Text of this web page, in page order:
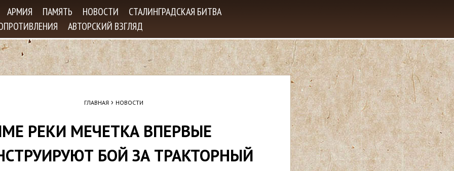
Jump to navigation
АРМИЯ ПАМЯТЬ НОВОСТИ
СТАЛИНГРАДСКАЯ БИТВА
АВТОРСКИЙ ВЗГЛЯД
ГЛАВНАЯ › НОВОСТИ
РЕКИ МЕЧЕТКА ВПЕРВЫЕ
БОЙ ЗА ТРАКТОРНЫЙ